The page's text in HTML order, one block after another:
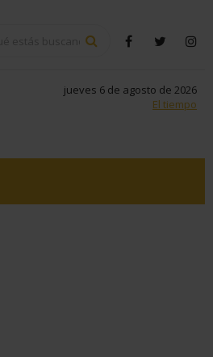
BUSCARfacebooktwitter
jueves 6 de agosto de 2026
El tiempo